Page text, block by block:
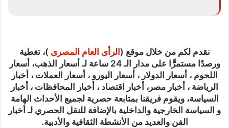
نقدم لكم من خلال موقع ( الرأى العام المصرى )، تغطية
ورصدًا مستمرًّا على مدار الـ 24 ساعة لـ أسعار الذهب، أسعار
اللحوم ، أسعار الدولار ، أسعار اليورو ، أسعار العملات ، أخبار
الرياضة ، أخبار مصر، أخبار اقتصاد ، أخبار المحافظات ، أخبار
السياسة، ويقوم فريقنا بمتابعة حصرية لجميع الأحداث الهامة
و السياسة الخارجية والداخلية بالإضافة للنقل الحصري لـ أخبار
الفن والعديد من الأنشطة الثقافية والأدبية.